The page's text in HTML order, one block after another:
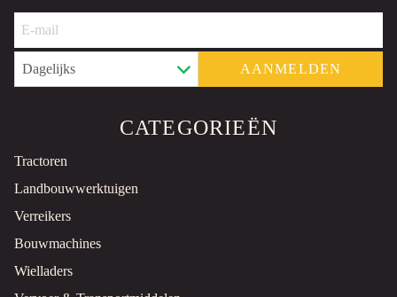
AANMELDEN
CATEGORIEËN
Tractoren
Landbouwwerktuigen
Verreikers
Bouwmachines
Wielladers